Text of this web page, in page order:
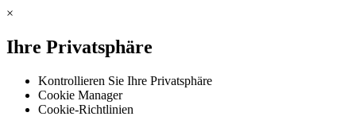
×
Ihre Privatsphäre
Kontrollieren Sie Ihre Privatsphäre
Cookie Manager
Cookie-Richtlinien